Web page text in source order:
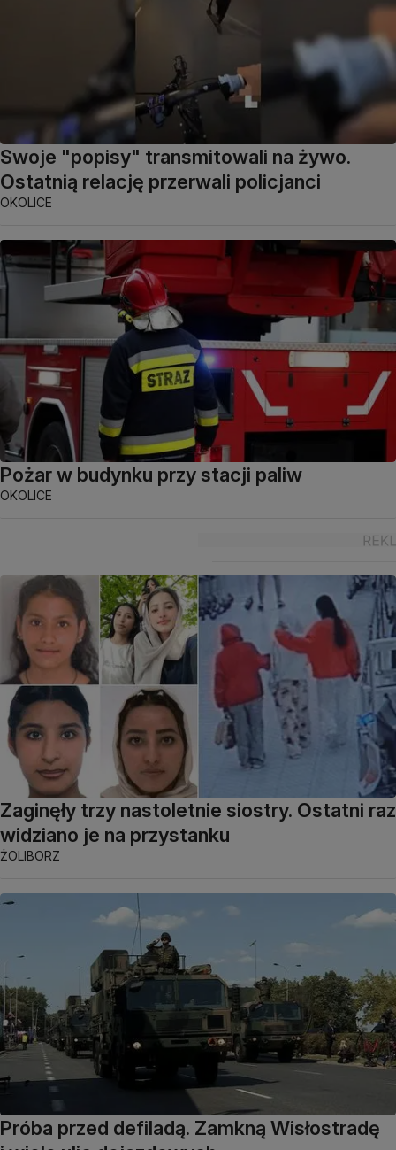
Swoje "popisy" transmitowali na żywo.
Ostatnią relację przerwali policjanci
OKOLICE
Pożar w budynku przy stacji paliw
OKOLICE
Zaginęły trzy nastoletnie siostry. Ostatni raz
widziano je na przystanku
ŻOLIBORZ
Próba przed defiladą. Zamkną Wisłostradę